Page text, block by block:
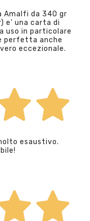
Amalfi da 340 gr
e’ una carta di
uso in particolare
perfetta anche
eccezionale.
esaustivo.